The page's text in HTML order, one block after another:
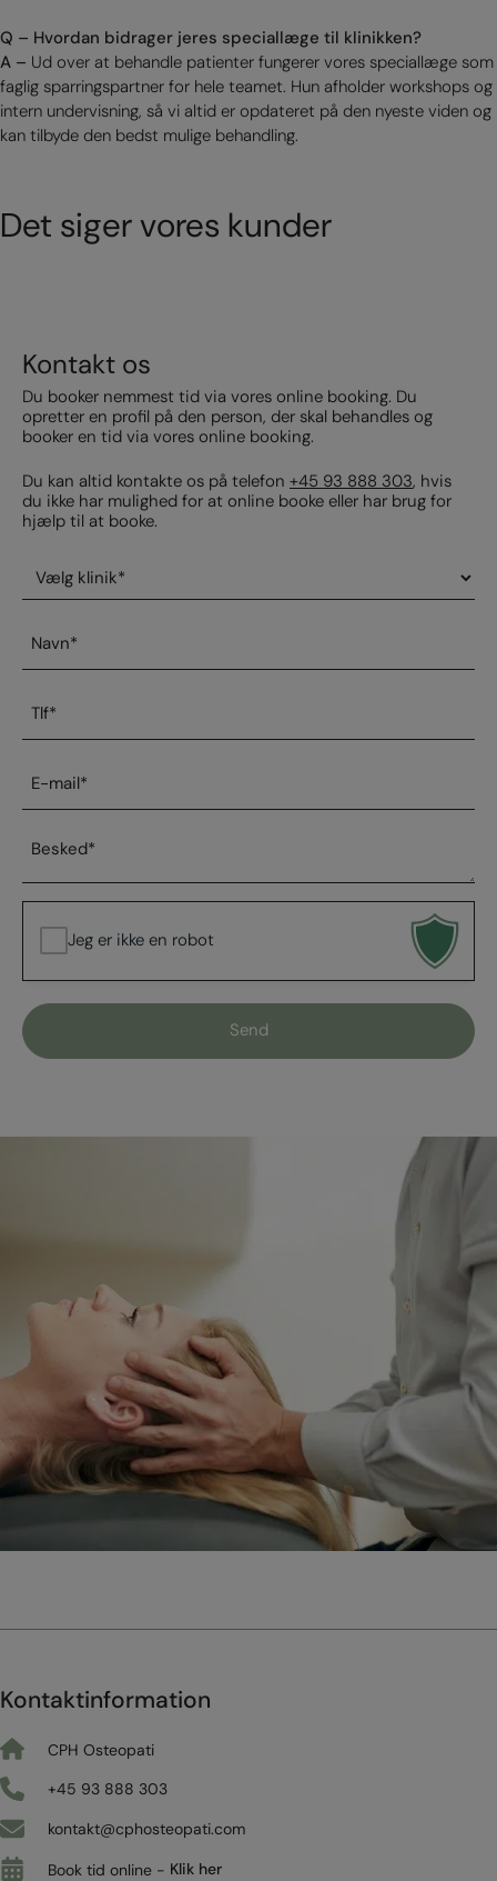
Q – Hvordan bidrager jeres speciallæge til klinikken?
A – Ud over at behandle patienter fungerer vores speciallæge som
faglig sparringspartner for hele teamet. Hun afholder workshops og
intern undervisning, så vi altid er opdateret på den nyeste viden og
kan tilbyde den bedst mulige behandling.
Det siger vores kunder
Kontakt os
Du booker nemmest tid via vores online booking. Du
opretter en profil på den person, der skal behandles og
booker en tid via vores online booking.
Du kan altid kontakte os på telefon +45 93 888 303, hvis
du ikke har mulighed for at online booke eller har brug for
hjælp til at booke.
Vælg
klinik
*
mail
*
Besked
*
Jeg er ikke en robot
Kontaktinformation
CPH Osteopati
+45 93 888 303
kontakt@cphosteopati.com
Book tid online - Klik her